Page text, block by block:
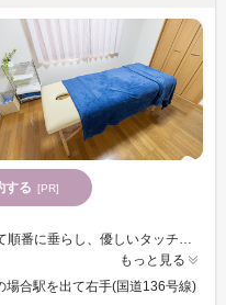
する [PR]
【完全個室】8本のアロマを背骨に沿って順番に垂らし、優しいタッチで馴染ませる「アロマタッチ&リンパケア 60分」が初回6,000円〜☆深くリラックス♪
もっと見る
合駅を出て右手(国道136号線)